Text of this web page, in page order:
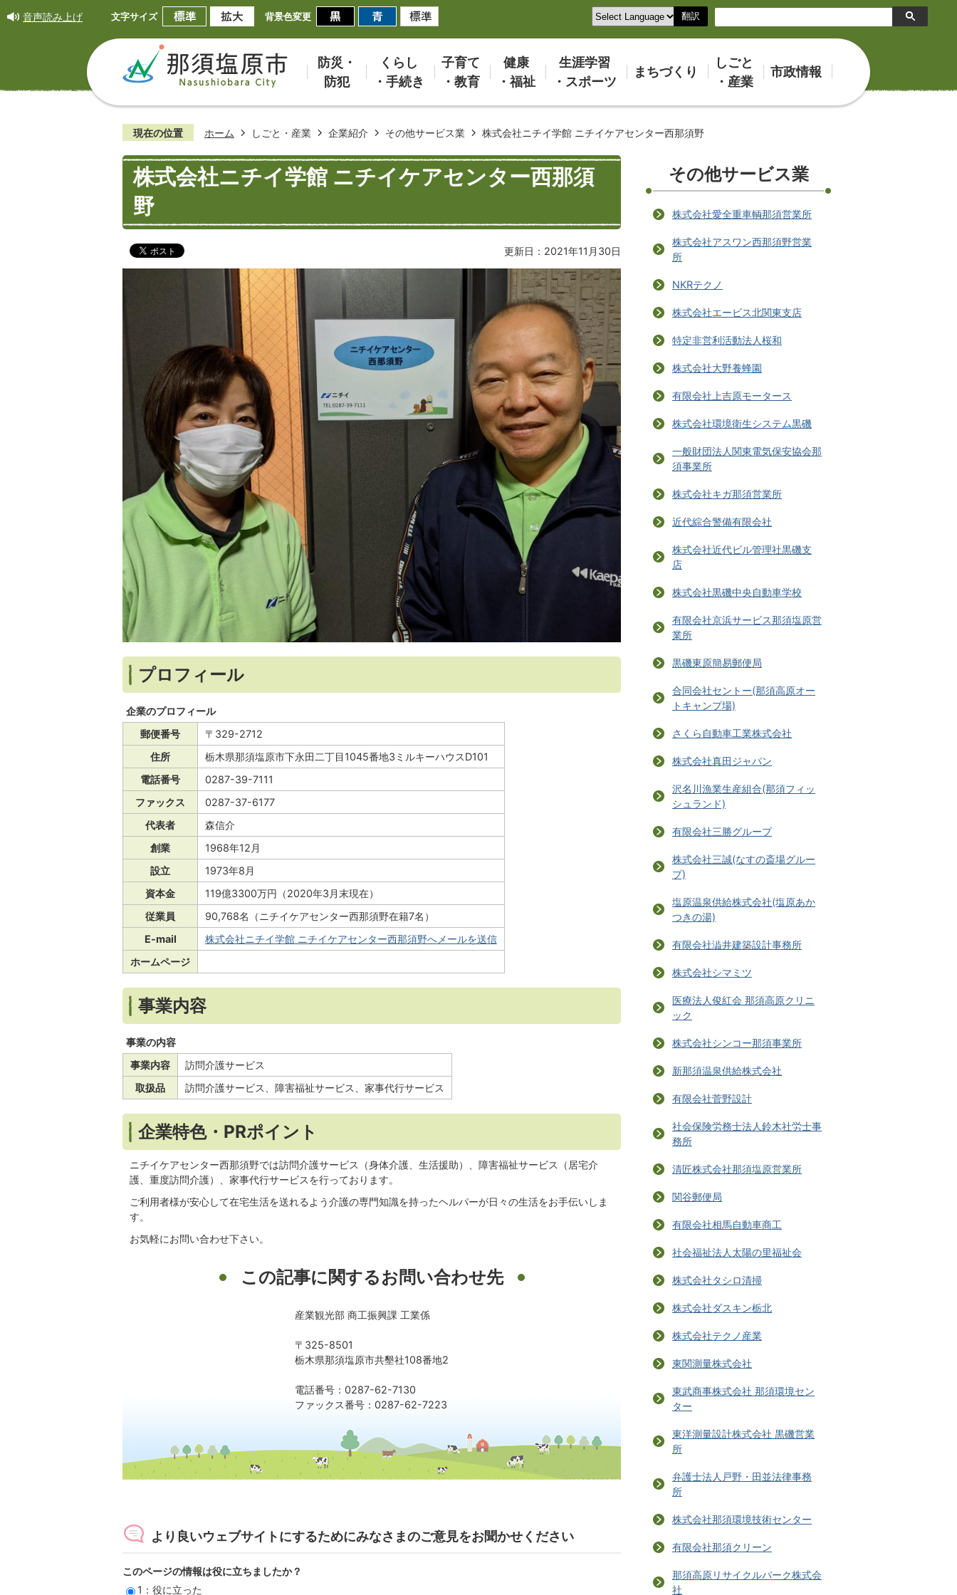
音声読み上げ 文字サイズ 背景色変更 翻訳
検
索
防災・
防犯
くらし
・手続き
子育て
・教育
健康
・福祉
生涯学習
・スポーツ
まちづくり
しごと
・産業
市政情報
現在の位置 ホーム しごと・産業 企業紹介 その他サービス業 株式会社ニチイ学館 ニチイケアセンター西那須野
株式会社ニチイ学館 ニチイケアセンター西那須
野
更新日：2021年11月30日
プロフィール
企業のプロフィール
郵便番号
〒329-2712
住所
栃木県那須塩原市下永田二丁目1045番地3ミルキーハウスD101
電話番号
0287-39-7111
ファックス
0287-37-6177
代表者
森信介
創業
1968年12月
設立
1973年8月
資本金
119億3300万円（2020年3月末現在）
従業員
90,768名（ニチイケアセンター西那須野在籍7名）
E-mail
株式会社ニチイ学館 ニチイケアセンター西那須野へメールを送信
ホームページ
事業内容
事業の内容
事業内容
訪問介護サービス
取扱品
訪問介護サービス、障害福祉サービス、家事代行サービス
企業特色・PRポイント
ニチイケアセンター西那須野では訪問介護サービス（身体介護、生活援助）、障害福祉サービス（居宅介
護、重度訪問介護）、家事代行サービスを行っております。
ご利用者様が安心して在宅生活を送れるよう介護の専門知識を持ったヘルパーが日々の生活をお手伝いしま
す。
お気軽にお問い合わせ下さい。
この記事に関するお問い合わせ先
産業観光部 商工振興課 工業係
〒325-8501
栃木県那須塩原市共墾社108番地2
電話番号：0287-62-7130
ファックス番号：0287-62-7223
より良いウェブサイトにするためにみなさまのご意見をお聞かせください
このページの情報は役に立ちましたか？
1：役に立った
その他サービス業
株式会社愛全重車輌那須営業所
株式会社アスワン西那須野営業
所
NKRテクノ
株式会社エービス北関東支店
特定非営利活動法人桜和
株式会社大野養蜂園
有限会社上吉原モータース
株式会社環境衛生システム黒磯
一般財団法人関東電気保安協会那
須事業所
株式会社キガ那須営業所
近代綜合警備有限会社
株式会社近代ビル管理社黒磯支
店
株式会社黒磯中央自動車学校
有限会社京浜サービス那須塩原営
業所
黒磯東原簡易郵便局
合同会社セントー(那須高原オー
トキャンプ場)
さくら自動車工業株式会社
株式会社真田ジャパン
沢名川漁業生産組合(那須フィッ
シュランド)
有限会社三勝グループ
株式会社三誠(なすの斎場グルー
プ)
塩原温泉供給株式会社(塩原あか
つきの湯)
有限会社澁井建築設計事務所
株式会社シマミツ
医療法人俊紅会 那須高原クリニ
ック
株式会社シンコー那須事業所
新那須温泉供給株式会社
有限会社菅野設計
社会保険労務士法人鈴木社労士事
務所
清匠株式会社那須塩原営業所
関谷郵便局
有限会社相馬自動車商工
社会福祉法人太陽の里福祉会
株式会社タシロ清掃
株式会社ダスキン栃北
株式会社テクノ産業
東関測量株式会社
東武商事株式会社 那須環境セン
ター
東洋測量設計株式会社 黒磯営業
所
弁護士法人戸野・田並法律事務
所
株式会社那須環境技術センター
有限会社那須クリーン
那須高原リサイクルパーク株式会
社